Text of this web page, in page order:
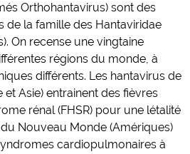
Orthohantavirus) sont des
de la famille des Hantaviridae
On recense une vingtaine
régions du monde, à
différents. Les hantavirus de
et Asie) entrainent des fièvres
rénal (FHSR) pour une létalité
Nouveau Monde (Amériques)
cardiopulmonaires à